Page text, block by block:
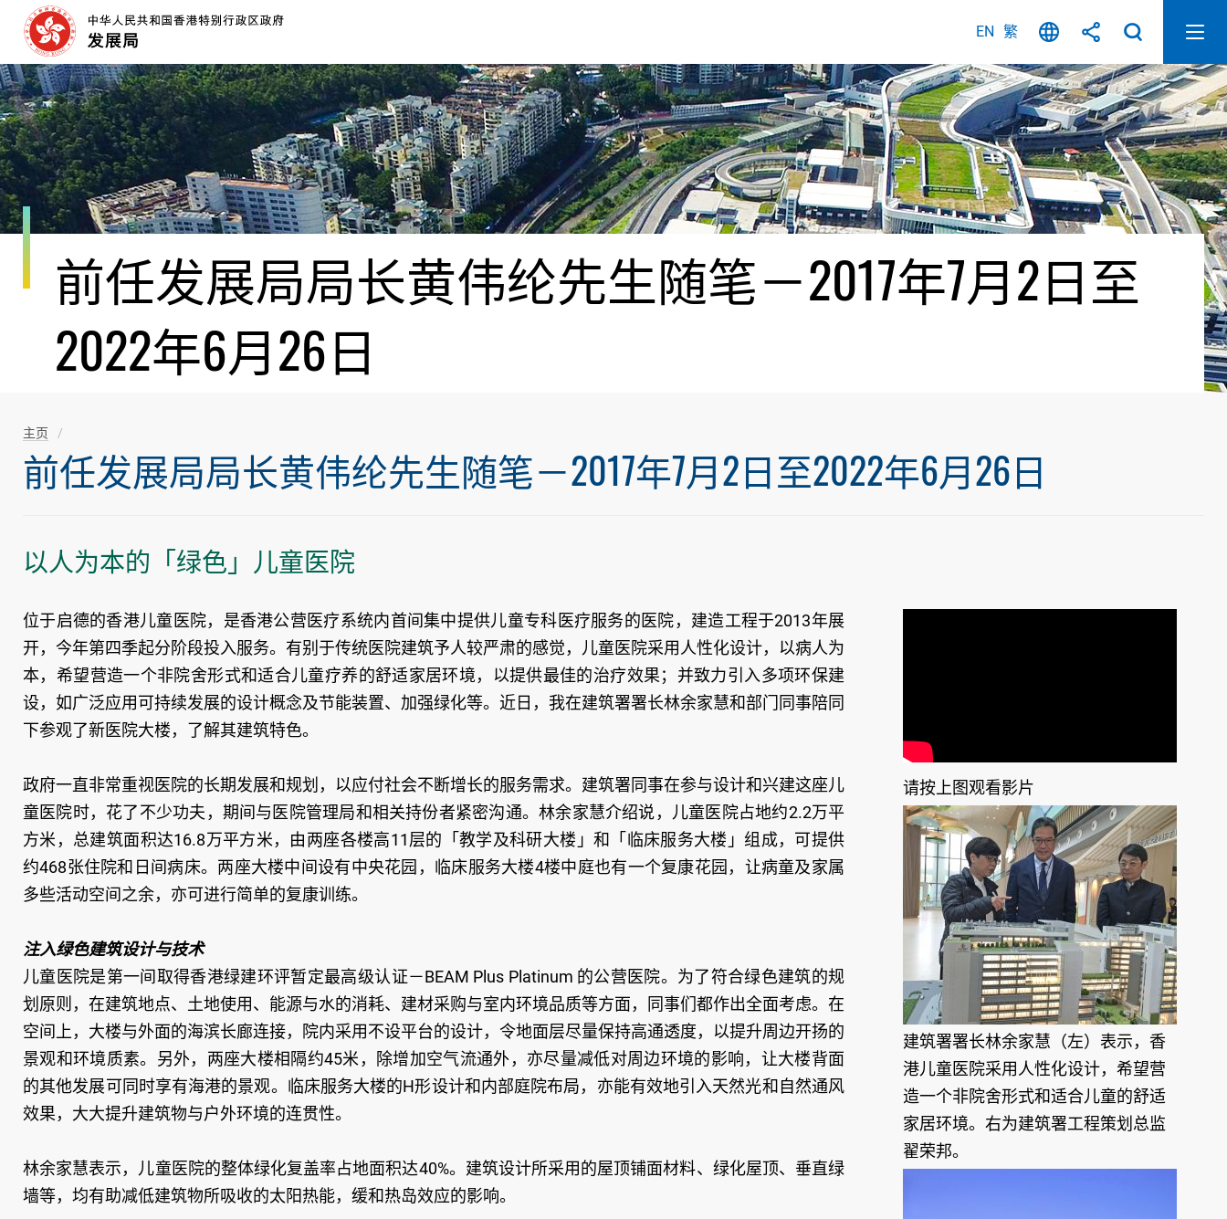
容
开
始
EN 繁
前任发展局局长黄伟纶先生随笔－2017年7月2日至
2022年6月26日
主页
前任发展局局长黄伟纶先生随笔－2017年7月2日至2022年6月26日
以人为本的「绿色」儿童医院
位于启德的香港儿童医院，是香港公营医疗系统内首间集中提供儿童专科医疗服务的医院，建造工程于2013年展
开，今年第四季起分阶段投入服务。有别于传统医院建筑予人较严肃的感觉，儿童医院采用人性化设计，以病人为
本，希望营造一个非院舍形式和适合儿童疗养的舒适家居环境，以提供最佳的治疗效果；并致力引入多项环保建
设，如广泛应用可持续发展的设计概念及节能装置、加强绿化等。近日，我在建筑署署长林余家慧和部门同事陪同
下参观了新医院大楼，了解其建筑特色。
政府一直非常重视医院的长期发展和规划，以应付社会不断增长的服务需求。建筑署同事在参与设计和兴建这座儿
童医院时，花了不少功夫，期间与医院管理局和相关持份者紧密沟通。林余家慧介绍说，儿童医院占地约2.2万平
方米，总建筑面积达16.8万平方米，由两座各楼高11层的「教学及科研大楼」和「临床服务大楼」组成，可提供
约468张住院和日间病床。两座大楼中间设有中央花园，临床服务大楼4楼中庭也有一个复康花园，让病童及家属
多些活动空间之余，亦可进行简单的复康训练。
注入绿色建筑设计与技术
儿童医院是第一间取得香港绿建环评暂定最高级认证－BEAM Plus Platinum 的公营医院。为了符合绿色建筑的规
划原则，在建筑地点、土地使用、能源与水的消耗、建材采购与室内环境品质等方面，同事们都作出全面考虑。在
空间上，大楼与外面的海滨长廊连接，院内采用不设平台的设计，令地面层尽量保持高通透度，以提升周边开扬的
景观和环境质素。另外，两座大楼相隔约45米，除增加空气流通外，亦尽量减低对周边环境的影响，让大楼背面
的其他发展可同时享有海港的景观。临床服务大楼的H形设计和内部庭院布局，亦能有效地引入天然光和自然通风
效果，大大提升建筑物与户外环境的连贯性。
林余家慧表示，儿童医院的整体绿化复盖率占地面积达40%。建筑设计所采用的屋顶铺面材料、绿化屋顶、垂直绿
墙等，均有助减低建筑物所吸收的太阳热能，缓和热岛效应的影响。
请按上图观看影片
建筑署署长林余家慧（左）表示，香
港儿童医院采用人性化设计，希望营
造一个非院舍形式和适合儿童的舒适
家居环境。右为建筑署工程策划总监
翟荣邦。